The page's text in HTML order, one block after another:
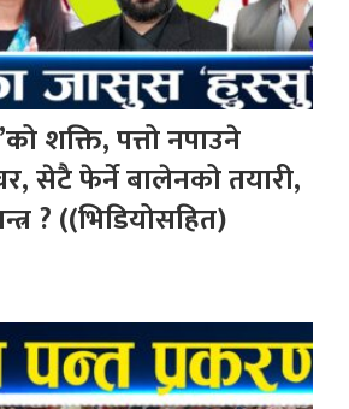
शक्ति, पत्तो नपाउने
सेटै फेर्ने बालेनको तयारी,
? ((भिडियोसहित)